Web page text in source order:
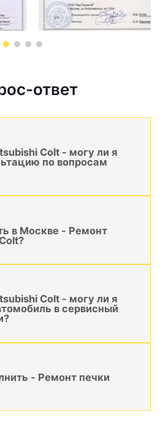
ответ
Colt - могу ли я
по вопросам
в Москве - Ремонт
Colt - могу ли я
в сервисный
- Ремонт печки